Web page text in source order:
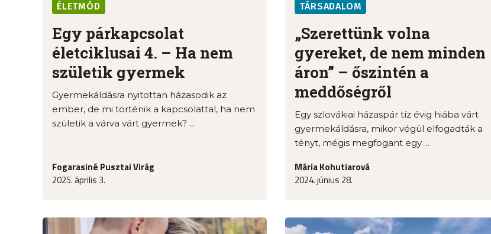
ÉLETMÓD
Egy párkapcsolat
életciklusai 4. – Ha nem
születik gyermek
Gyermekáldásra nyitottan házasodik az
ember, de mi történik a kapcsolattal, ha nem
születik a várva várt gyermek? ...
Fogarasiné Pusztai Virág
2025. április 3.
TÁRSADALOM
„Szerettünk volna
gyereket, de nem minden
áron” – őszintén a
meddőségről
Egy szlovákiai házaspár tíz évig hiába várt
gyermekáldásra, mikor végül elfogadták a
tényt, mégis megfogant egy ...
Mária Kohutiarová
2024. június 28.